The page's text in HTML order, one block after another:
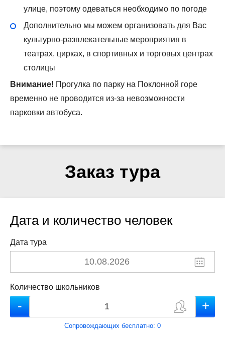
улице, поэтому одеваться необходимо по погоде
Дополнительно мы можем организовать для Вас
культурно-развлекательные мероприятия в
театрах, цирках, в спортивных и торговых центрах
столицы
Внимание! Прогулка по парку на Поклонной горе
временно не проводится из-за невозможности
парковки автобуса.
Заказ тура
Дата и количество человек
Дата тура
Количество школьников
Сопровождающих бесплатно: 0